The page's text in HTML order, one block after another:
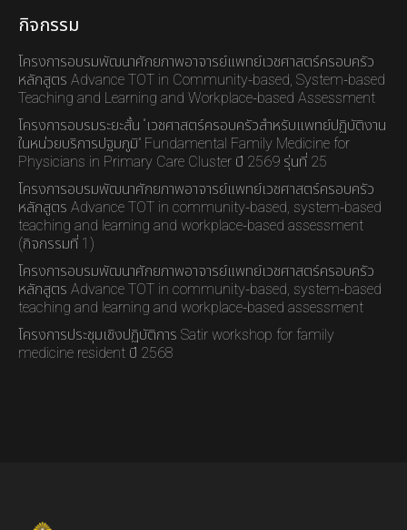
กิจกรรม
โครงการอบรมพัฒนาศักยภาพอาจารย์แพทย์เวชศาสตร์ครอบครัว
หลักสูตร Advance TOT in Community-based, System-based
Teaching and Learning and Workplace-based Assessment
โครงการอบรมระยะสั้น “เวชศาสตร์ครอบครัวสำหรับแพทย์ปฏิบัติงาน
ในหน่วยบริการปฐมภูมิ” Fundamental Family Medicine for
Physicians in Primary Care Cluster ปี 2569 รุ่นที่ 25
โครงการอบรมพัฒนาศักยภาพอาจารย์แพทย์เวชศาสตร์ครอบครัว
หลักสูตร Advance TOT in community-based, system-based
teaching and learning and workplace-based assessment
(กิจกรรมที่ 1)
โครงการอบรมพัฒนาศักยภาพอาจารย์แพทย์เวชศาสตร์ครอบครัว
หลักสูตร Advance TOT in community-based, system-based
teaching and learning and workplace-based assessment
โครงการประชุมเชิงปฏิบัติการ Satir workshop for family
medicine resident ปี 2568